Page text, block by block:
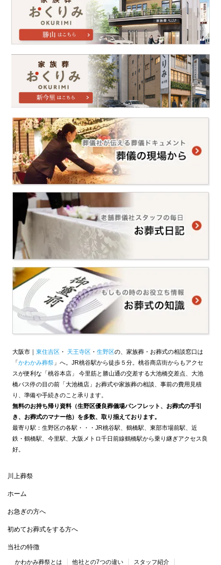
大阪市｜ 東住吉区 ・ 天王寺区 ・ 生野区の、家族葬・お葬式の相談窓口は
「かわかみ葬祭 」へ。JR桃谷駅から徒歩５分。桃谷商店街からもアクセ
スが便利な「桃谷本店」 今里筋と勝山通の交差する大池橋交差点、大池
橋バス停の目の前「大池橋店」お葬式や家族葬の相談、事前の費用見積
り、準備や手続きのこと承ります。
無料のお持ち帰り資料（生野区優良葬儀場パンフレット、お葬式の手引
き、お葬式のマナー他）を多数、取り揃えております。
最寄り駅：生野区の各駅・・・JR桃谷駅、鶴橋駅、東部市場前駅、近
鉄・鶴橋駅、今里駅、大阪メトロ千日前線鶴橋駅から乗り継ぎアクセス良
好。
川上葬祭
ホーム
お急ぎの方へ
初めてお葬式をする方へ
当社の特徴
かわかみ葬祭とは 他社との7つの違い
スタッフ紹介